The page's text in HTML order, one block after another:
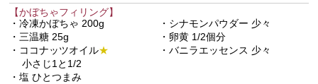
【かぼちゃフィリング】
・冷凍かぼちゃ 200g
・三温糖 25g
・ココナッツオイル★
小さじ1と1/2
・塩 ひとつまみ
・シナモンパウダー 少々
・卵黄 1/2個分
・バニラエッセンス 少々